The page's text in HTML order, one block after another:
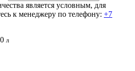
является условным, для
к менеджеру по телефону: +7
0 л